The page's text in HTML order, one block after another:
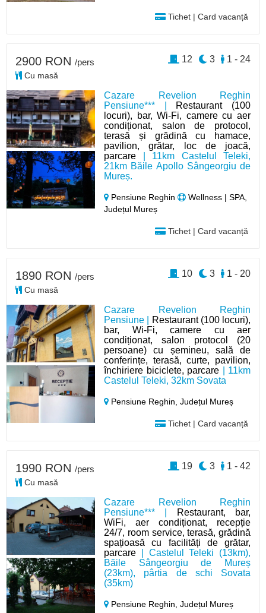
Tichet | Card vacanță
Cazare Revelion Reghin
Pensiune*** | Restaurant (100
locuri), bar, Wi-Fi, camere cu aer
condiționat, salon de protocol,
terasă și grădină cu hamace,
pavilion, grătar, loc de joacă,
parcare | 11km Castelul Teleki,
21km Băile Apollo Sângeorgiu de
Mureș.
Pensiune Reghin
Wellness | SPA,
Județul Mureș
Tichet | Card vacanță
2900 RON /pers
Cu masă
1 - 24
3
12
Cazare Revelion Reghin
Pensiune |
Restaurant (100 locuri),
bar, Wi-Fi, camere cu aer
condiționat, salon protocol (20
persoane) cu șemineu, sală de
conferințe, terasă, curte, pavilion,
închiriere biciclete, parcare | 11km
Castelul Teleki, 32km Sovata
Pensiune Reghin,Județul Mureș
Tichet | Card vacanță
1890 RON /pers
Cu masă
1 - 20
3
10
Cazare Revelion Reghin
Pensiune*** |
Restaurant, bar,
WiFi, aer condiționat, recepție
24/7, room service, terasă, grădină
spațioasă cu facilități de grătar,
parcare | Castelul Teleki (13km),
Băile Sângeorgiu de Mureș
(23km), pârtia de schi Sovata
(35km)
Pensiune Reghin,Județul Mureș
1990 RON /pers
Cu masă
1 - 42
3
19